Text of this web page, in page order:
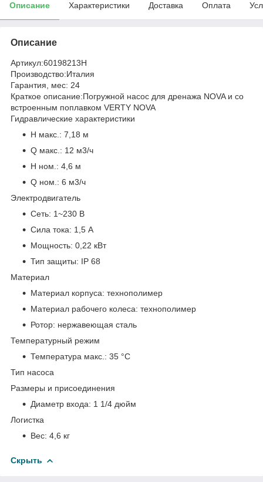
Описание Характеристики Доставка Оплата
Описание
Артикул:60198213H
Производство:Италия
Гарантия, мес: 24
Краткое описание:Погружной насос для дренажа NOVA и со
встроенным поплавком VERTY NOVA
Гидравлические характеристики
H макс.: 7,18 м
Q макс.: 12 м3/ч
H ном.: 4,6 м
Q ном.: 6 м3/ч
Электродвигатель
Сеть: 1~230 В
Сила тока: 1,5 А
Мощность: 0,22 кВт
Тип защиты: IP 68
Материал
Материал корпуса: технополимер
Материал рабочего колеса: технополимер
Ротор: нержавеющая сталь
Температурный режим
Температура макс.: 35 °С
Тип насоса
Размеры и присоединения
Диаметр входа: 1 1/4 дюйм
Логистка
Вес: 4,6 кг
Скрыть